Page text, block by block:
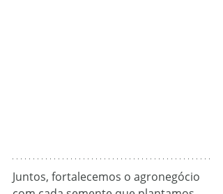
Juntos, fortalecemos o agronegócio